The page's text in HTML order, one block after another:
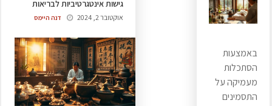
באמצעות
הסתכלות
מעמיקה על
התסמינים
דנה היימס אוקטובר 2, 2024